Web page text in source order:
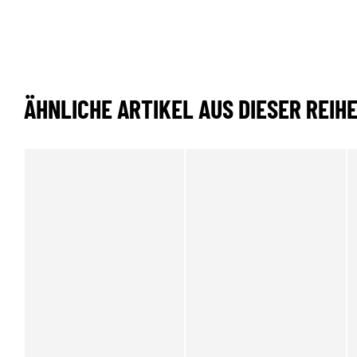
ÄHNLICHE ARTIKEL AUS DIESER REIHE